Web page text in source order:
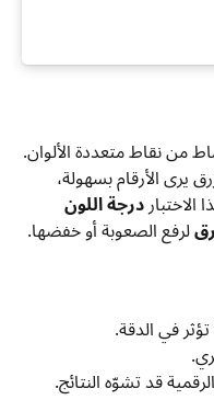
من نقاط متعددة الألوان.
يرى الأرقام بسهولة،
درجة اللون
لرفع الصعوبة أو خفضها.
في الدقة.
قد تشوّه النتائج.